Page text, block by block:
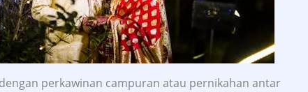
perkawinan campuran atau pernikahan antar